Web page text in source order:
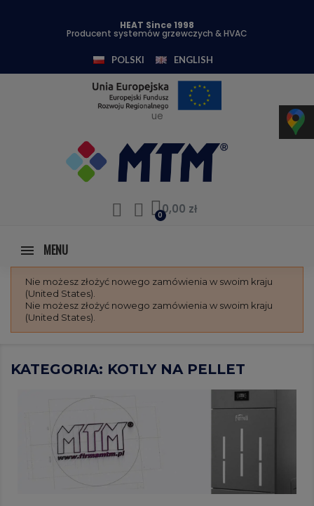
HEAT Since 1998
Producent systemów grzewczych & HVAC
POLSKI ENGLISH
ue
0,00 zł
MENU
Nie możesz złożyć nowego zamówienia w swoim kraju
(United States).
Nie możesz złożyć nowego zamówienia w swoim kraju
(United States).
KATEGORIA: KOTLY NA PELLET